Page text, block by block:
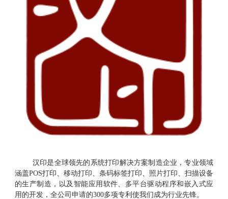
汉印是全球领先的系统打印解决方案制造企业，专业领域
涵盖POS打印、移动打印、条码标签打印、照片打印、扫描设备
的生产制造，以及智能应用软件、多平台驱动程序和嵌入式应
用的开发，全公司申请的300多项专利使我们成为行业先锋。